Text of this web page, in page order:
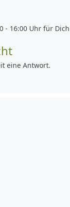
- 16:00 Uhr für Dich
eine Antwort.